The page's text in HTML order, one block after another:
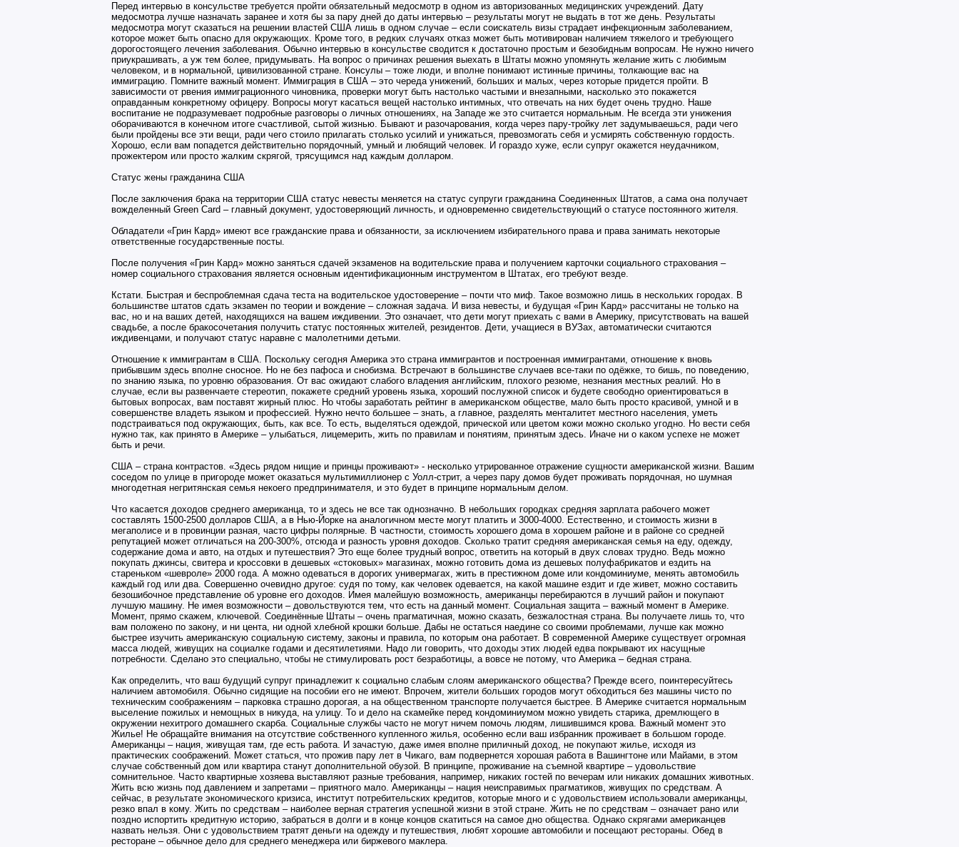
Перед интервью в консульстве требуется пройти обязательный медосмотр в одном из авторизованных медицинских учреждений. Дату
медосмотра лучше назначать заранее и хотя бы за пару дней до даты интервью – результаты могут не выдать в тот же день. Результаты
медосмотра могут сказаться на решении властей США лишь в одном случае – если соискатель визы страдает инфекционным заболеванием,
которое может быть опасно для окружающих. Кроме того, в редких случаях отказ может быть мотивирован наличием тяжелого и требующего
дорогостоящего лечения заболевания. Обычно интервью в консульстве сводится к достаточно простым и безобидным вопросам. Не нужно ничего
приукрашивать, а уж тем более, придумывать. На вопрос о причинах решения выехать в Штаты можно упомянуть желание жить с любимым
человеком, и в нормальной, цивилизованной стране. Консулы – тоже люди, и вполне понимают истинные причины, толкающие вас на
иммиграцию. Помните важный момент. Иммиграция в США – это череда унижений, больших и малых, через которые придется пройти. В
зависимости от рвения иммиграционного чиновника, проверки могут быть настолько частыми и внезапными, насколько это покажется
оправданным конкретному офицеру. Вопросы могут касаться вещей настолько интимных, что отвечать на них будет очень трудно. Наше
воспитание не подразумевает подробные разговоры о личных отношениях, на Западе же это считается нормальным. Не всегда эти унижения
оборачиваются в конечном итоге счастливой, сытой жизнью. Бывают и разочарования, когда через пару-тройку лет задумываешься, ради чего
были пройдены все эти вещи, ради чего стоило прилагать столько усилий и унижаться, превозмогать себя и усмирять собственную гордость.
Хорошо, если вам попадется действительно порядочный, умный и любящий человек. И гораздо хуже, если супруг окажется неудачником,
прожектером или просто жалким скрягой, трясущимся над каждым долларом.
Статус жены гражданина США
После заключения брака на территории США статус невесты меняется на статус супруги гражданина Соединенных Штатов, а сама она получает
вожделенный Green Card – главный документ, удостоверяющий личность, и одновременно свидетельствующий о статусе постоянного жителя.
Обладатели «Грин Кард» имеют все гражданские права и обязанности, за исключением избирательного права и права занимать некоторые
ответственные государственные посты.
После получения «Грин Кард» можно заняться сдачей экзаменов на водительские права и получением карточки социального страхования –
номер социального страхования является основным идентификационным инструментом в Штатах, его требуют везде.
Кстати. Быстрая и беспроблемная сдача теста на водительское удостоверение – почти что миф. Такое возможно лишь в нескольких городах. В
большинстве штатов сдать экзамен по теории и вождение – сложная задача. И виза невесты, и будущая «Грин Кард» рассчитаны не только на
вас, но и на ваших детей, находящихся на вашем иждивении. Это означает, что дети могут приехать с вами в Америку, присутствовать на вашей
свадьбе, а после бракосочетания получить статус постоянных жителей, резидентов. Дети, учащиеся в ВУЗах, автоматически считаются
иждивенцами, и получают статус наравне с малолетними детьми.
Отношение к иммигрантам в США. Поскольку сегодня Америка это страна иммигрантов и построенная иммигрантами, отношение к вновь
прибывшим здесь вполне сносное. Но не без пафоса и снобизма. Встречают в большинстве случаев все-таки по одёжке, то бишь, по поведению,
по знанию языка, по уровню образования. От вас ожидают слабого владения английским, плохого резюме, незнания местных реалий. Но в
случае, если вы развенчаете стереотип, покажете средний уровень языка, хороший послужной список и будете свободно ориентироваться в
бытовых вопросах, вам поставят жирный плюс. Но чтобы заработать рейтинг в американском обществе, мало быть просто красивой, умной и в
совершенстве владеть языком и профессией. Нужно нечто большее – знать, а главное, разделять менталитет местного населения, уметь
подстраиваться под окружающих, быть, как все. То есть, выделяться одеждой, прической или цветом кожи можно сколько угодно. Но вести себя
нужно так, как принято в Америке – улыбаться, лицемерить, жить по правилам и понятиям, принятым здесь. Иначе ни о каком успехе не может
быть и речи.
США – страна контрастов. «Здесь рядом нищие и принцы проживают» - несколько утрированное отражение сущности американской жизни. Вашим
соседом по улице в пригороде может оказаться мультимиллионер с Уолл-стрит, а через пару домов будет проживать порядочная, но шумная
многодетная негритянская семья некоего предпринимателя, и это будет в принципе нормальным делом.
Что касается доходов среднего американца, то и здесь не все так однозначно. В небольших городках средняя зарплата рабочего может
составлять 1500-2500 долларов США, а в Нью-Йорке на аналогичном месте могут платить и 3000-4000. Естественно, и стоимость жизни в
мегаполисе и в провинции разная, часто цифры полярные. В частности, стоимость хорошего дома в хорошем районе и в районе со средней
репутацией может отличаться на 200-300%, отсюда и разность уровня доходов. Сколько тратит средняя американская семья на еду, одежду,
содержание дома и авто, на отдых и путешествия? Это еще более трудный вопрос, ответить на который в двух словах трудно. Ведь можно
покупать джинсы, свитера и кроссовки в дешевых «стоковых» магазинах, можно готовить дома из дешевых полуфабрикатов и ездить на
стареньком «шевроле» 2000 года. А можно одеваться в дорогих универмагах, жить в престижном доме или кондоминиуме, менять автомобиль
каждый год или два. Совершенно очевидно другое: судя по тому, как человек одевается, на какой машине ездит и где живет, можно составить
безошибочное представление об уровне его доходов. Имея малейшую возможность, американцы перебираются в лучший район и покупают
лучшую машину. Не имея возможности – довольствуются тем, что есть на данный момент. Социальная защита – важный момент в Америке.
Момент, прямо скажем, ключевой. Соединённые Штаты – очень прагматичная, можно сказать, безжалостная страна. Вы получаете лишь то, что
вам положено по закону, и ни цента, ни одной хлебной крошки больше. Дабы не остаться наедине со своими проблемами, лучше как можно
быстрее изучить американскую социальную систему, законы и правила, по которым она работает. В современной Америке существует огромная
масса людей, живущих на социалке годами и десятилетиями. Надо ли говорить, что доходы этих людей едва покрывают их насущные
потребности. Сделано это специально, чтобы не стимулировать рост безработицы, а вовсе не потому, что Америка – бедная страна.
Как определить, что ваш будущий супруг принадлежит к социально слабым слоям американского общества? Прежде всего, поинтересуйтесь
наличием автомобиля. Обычно сидящие на пособии его не имеют. Впрочем, жители больших городов могут обходиться без машины чисто по
техническим соображениям – парковка страшно дорогая, а на общественном транспорте получается быстрее. В Америке считается нормальным
выселение пожилых и немощных в никуда, на улицу. То и дело на скамейке перед кондоминиумом можно увидеть старика, дремлющего в
окружении нехитрого домашнего скарба. Социальные службы часто не могут ничем помочь людям, лишившимся крова. Важный момент это
Жилье! Не обращайте внимания на отсутствие собственного купленного жилья, особенно если ваш избранник проживает в большом городе.
Американцы – нация, живущая там, где есть работа. И зачастую, даже имея вполне приличный доход, не покупают жилье, исходя из
практических соображений. Может статься, что прожив пару лет в Чикаго, вам подвернется хорошая работа в Вашингтоне или Майами, в этом
случае собственный дом или квартира станут дополнительной обузой. В принципе, проживание на съемной квартире – удовольствие
сомнительное. Часто квартирные хозяева выставляют разные требования, например, никаких гостей по вечерам или никаких домашних животных.
Жить всю жизнь под давлением и запретами – приятного мало. Американцы – нация неисправимых прагматиков, живущих по средствам. А
сейчас, в результате экономического кризиса, институт потребительских кредитов, которые много и с удовольствием использовали американцы,
резко впал в кому. Жить по средствам – наиболее верная стратегия успешной жизни в этой стране. Жить не по средствам – означает рано или
поздно испортить кредитную историю, забраться в долги и в конце концов скатиться на самое дно общества. Однако скрягами американцев
назвать нельзя. Они с удовольствием тратят деньги на одежду и путешествия, любят хорошие автомобили и посещают рестораны. Обед в
ресторане – обычное дело для среднего менеджера или биржевого маклера.